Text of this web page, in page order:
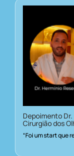
Depoimento
Cirurgião dos
“Foi um start que